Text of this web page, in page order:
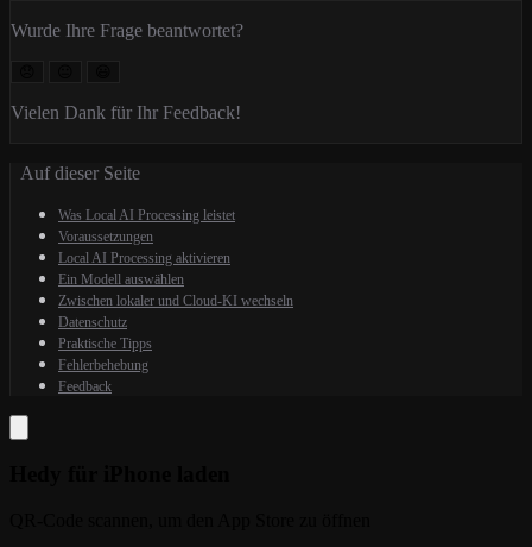
Wurde Ihre Frage beantwortet?
Vielen Dank für Ihr Feedback!
Auf dieser Seite
Was Local AI Processing leistet
Voraussetzungen
Local AI Processing aktivieren
Ein Modell auswählen
Zwischen lokaler und Cloud-KI wechseln
Datenschutz
Praktische Tipps
Fehlerbehebung
Feedback